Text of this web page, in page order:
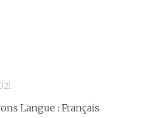
Langue : Français